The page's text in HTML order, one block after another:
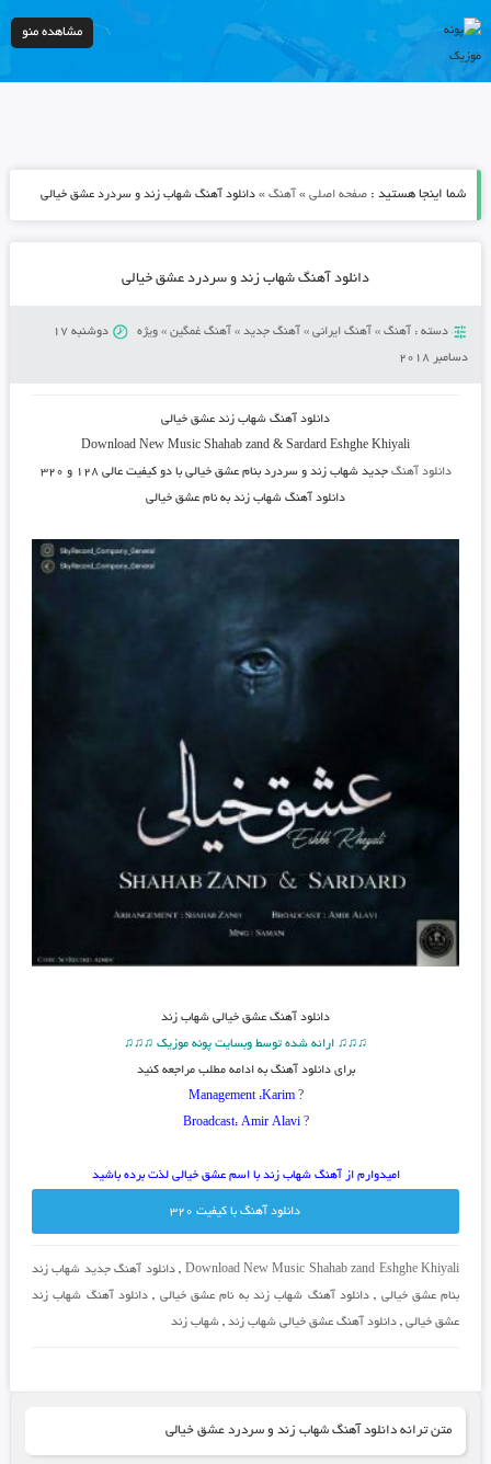
مشاهده منو
شما اینجا هستید : صفحه اصلی» آهنگ» دانلود آهنگ شهاب زند و سردرد عشق خیالی
دانلود آهنگ شهاب زند و سردرد عشق خیالی
دسته : آهنگ» آهنگ ایرانی» آهنگ جدید» آهنگ غمگین» ویژه
دوشنبه 17
دسامبر 2018
دانلود آهنگ شهاب زند عشق خیالی
Download New Music Shahab zand & Sardard Eshghe Khiyali
دانلود آهنگ جدید شهاب زند و سردرد بنام عشق خیالیبا دو کیفیت عالی ۱۲۸ و ۳۲۰
دانلود آهنگ شهاب زند به نام عشق خیالی
دانلود آهنگعشق خیالی شهاب زند
♫♫♫ ارائه شده توسط وبسایت پونه موزیک ♫♫♫
برای دانلود آهنگ به ادامه مطلب مراجعه کنید
?
Management :Karim
?
Broadcast: Amir Alavi
امیدوارم از آهنگ شهاب زند با اسم عشق خیالی لذت برده باشید
دانلود آهنگ با کيفيت 320
Download New Music Shahab zand Eshghe Khiyali
,دانلود آهنگ جدید شهاب زند
بنام عشق خیالی ,دانلود آهنگ شهاب زند به نام عشق خیالی ,دانلود آهنگ شهاب زند
عشق خیالی, دانلود آهنگ عشق خیالی شهاب زند, شهاب زند
متن ترانه دانلود آهنگ شهاب زند و سردرد عشق خیالی